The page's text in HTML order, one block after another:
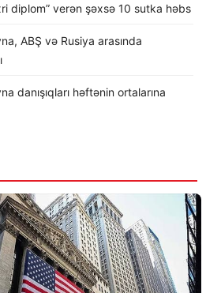
diplom” verən şəxsə 10 sutka həbs
ABŞ və Rusiya arasında
danışıqları həftənin ortalarına